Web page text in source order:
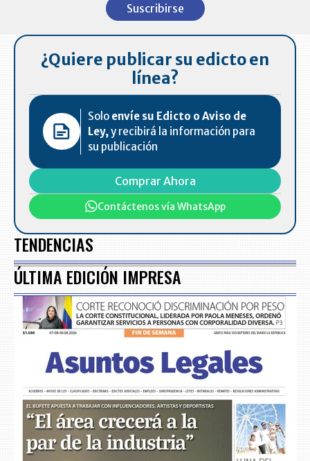
Suscribirse
¿Quiere publicar su edicto en
línea?
Solo envíe su Edicto o Aviso de
Ley,y recibirá la información para
su publicación
Comprar Ahora
Contáctenos vía WhatsApp
TENDENCIAS
ÚLTIMA EDICIÓN IMPRESA